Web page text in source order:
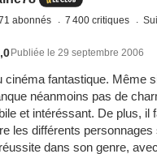
abonnés 7 400 critiques
Publiée le 29 septembre 2006
cinéma fantastique. Même
néanmoins pas de
et intéréssant. De plus, il
les différents personnages
dans son genre,